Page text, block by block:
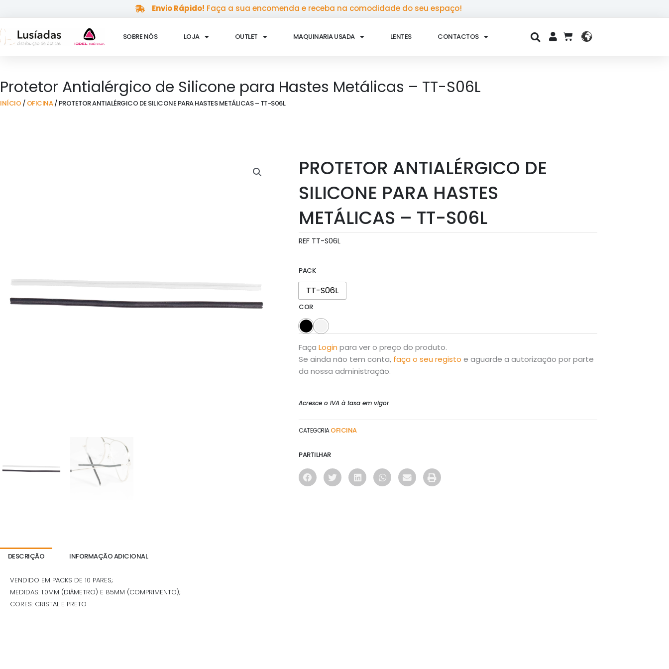
to
content
Envio Rápido! Faça a sua encomenda e receba na comodidade do seu espaço!
SOBRE NÓS LOJA OUTLET MAQUINARIA USADA LENTES CONTACTOS CART
Protetor Antialérgico de Silicone para Hastes Metálicas – TT-S06L
INÍCIO / OFICINA/ PROTETOR ANTIALÉRGICO DE SILICONE PARA HASTES METÁLICAS – TT-S06L
DESCRIÇÃO INFORMAÇÃO ADICIONAL
VENDIDO EM PACKS DE 10 PARES;
MEDIDAS: 1.0MM (DIÂMETRO) E 85MM (COMPRIMENTO);
CORES: CRISTAL E PRETO
PROTETOR ANTIALÉRGICO DE
SILICONE PARA HASTES
METÁLICAS – TT-S06L
REF TT-S06L
PACK
TT-S06L
COR
Faça Login para ver o preço do produto.
Se ainda não tem conta, faça o seu registo e aguarde a autorização por parte
da nossa administração.
Acresce o IVA à taxa em vigor
CATEGORIA OFICINA
PARTILHAR